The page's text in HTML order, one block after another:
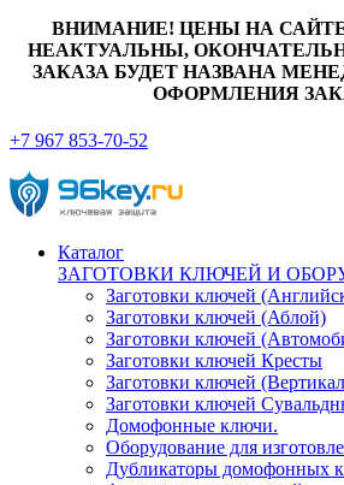
ВНИМАНИЕ! ЦЕНЫ НА
НЕАКТУАЛЬНЫ,
ЗАКАЗА БУДЕТ НАЗВАНА
ОФОРМЛЕНИЯ
+7 967 853-70-52
Каталог
ЗАГОТОВКИ КЛЮЧЕЙ И
Заготовки ключей
Заготовки ключей (Аблой)
Заготовки ключей
Заготовки ключей Кресты
Заготовки ключей
Заготовки ключей
Домофонные ключи.
Оборудование для
Дубликаторы домофонных